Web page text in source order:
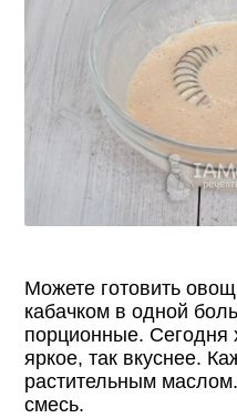
Можете готовить
кабачком в одной
порционные. Сегодня
яркое, так вкуснее.
растительным
смесь.